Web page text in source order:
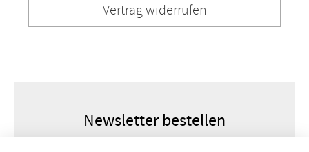
Vertrag widerrufen
Newsletter bestellen